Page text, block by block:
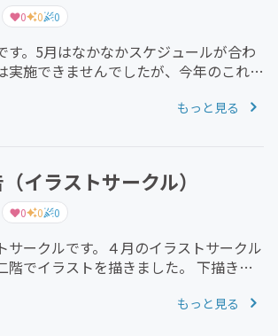
0 0 0
す。5月はなかなかスケジュールが合わ
実施できませんでしたが、今年のこれか
ンを呼んで勉強会をしたい」「本を使っ
もっと見る
イラストサークル）
0 0 0
サークルです。４月のイラストサークル
階でイラストを描きました。 下描き、
作業ペースが早くなってきました。以前
もっと見る